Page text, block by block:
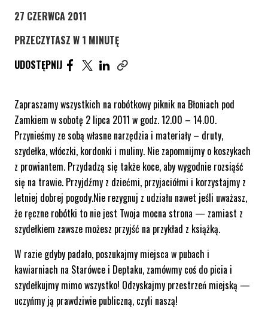
27 CZERWCA 2011
PRZECZYTASZ W 1 MINUTĘ
UDOSTĘPNIJ
UDOSTĘPNIJ ARTYKUŁ NA FACEBOOK. STRONA
UDOSTĘPNIJ ARTYKUŁ NA TWITTER.
UDOSTĘPNIJ ARTYKUŁ NA LINKEDIN.
Zapraszamy wszystkich na robótkowy piknik na Błoniach pod
Zamkiem w sobotę 2 lipca 2011 w godz. 12.00 – 14.00.
Przynieśmy ze sobą własne narzędzia i materiały – druty,
szydełka, włóczki, kordonki i muliny. Nie zapomnijmy o koszykach
z prowiantem. Przydadzą się także koce, aby wygodnie rozsiąść
się na trawie. Przyjdźmy z dziećmi, przyjaciółmi i korzystajmy z
letniej dobrej pogody.Nie rezygnuj z udziału nawet jeśli uważasz,
że ręczne robótki to nie jest Twoja mocna strona — zamiast z
szydełkiem zawsze możesz przyjść na przykład z książką.
W razie gdyby padało, poszukajmy miejsca w pubach i
kawiarniach na Starówce i Deptaku, zamówmy coś do picia i
szydełkujmy mimo wszystko! Odzyskajmy przestrzeń miejską —
uczyńmy ją prawdziwie publiczną, czyli naszą!